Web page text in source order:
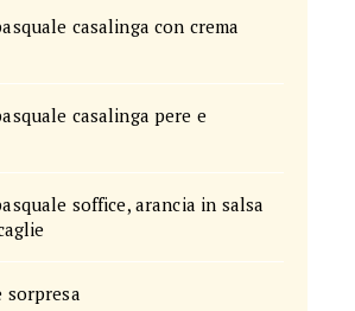
casalinga con crema
casalinga pere e
soffice, arancia in salsa
sorpresa